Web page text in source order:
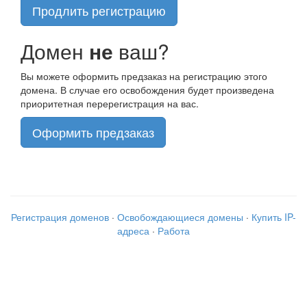
Продлить регистрацию
Домен не ваш?
Вы можете оформить предзаказ на регистрацию этого
домена. В случае его освобождения будет произведена
приоритетная перерегистрация на вас.
Оформить предзаказ
Регистрация доменов · Освобождающиеся домены · Купить IP-
адреса · Работа